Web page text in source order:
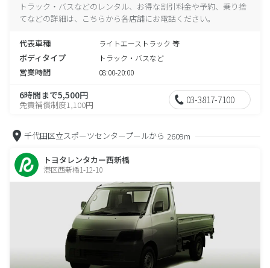
トラック・バスなどのレンタル、お得な割引料金や予約、乗り捨
てなどの詳細は、こちらから各店舗にお電話ください。
代表車種 ライトエーストラック 等
ボディタイプ トラック・バスなど
営業時間 08:00-20:00
6時間まで5,500円
免責補償制度1,100円 03-3817-7100
千代田区立スポーツセンタープールから 2609m
トヨタレンタカー西新橋
港区西新橋1-12-10